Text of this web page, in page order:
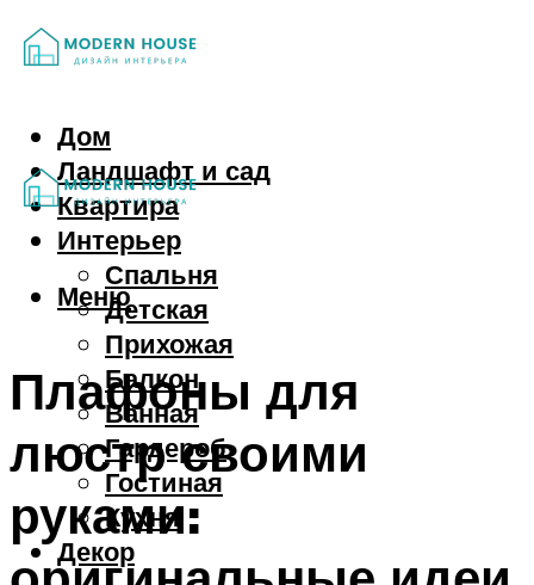
Дом
Ландшафт и сад
Квартира
Интерьер
Спальня
Детская
Прихожая
Балкон
Ванная
Гардероб
Гостиная
Кухня
Декор
Меню
Плафоны для
люстр своими
руками: